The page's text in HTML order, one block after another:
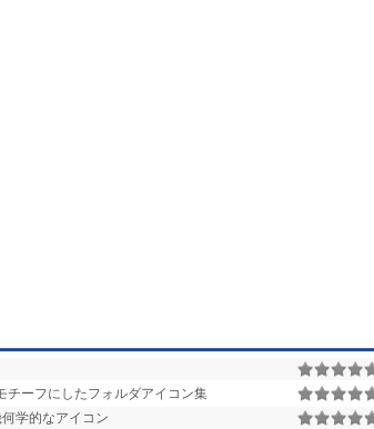
チーフにしたフォルダアイコン集
学的なアイコン